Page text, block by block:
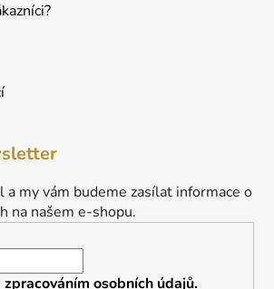
my vám budeme zasílat informace o
na našem e-shopu.
zpracováním osobních údajů.